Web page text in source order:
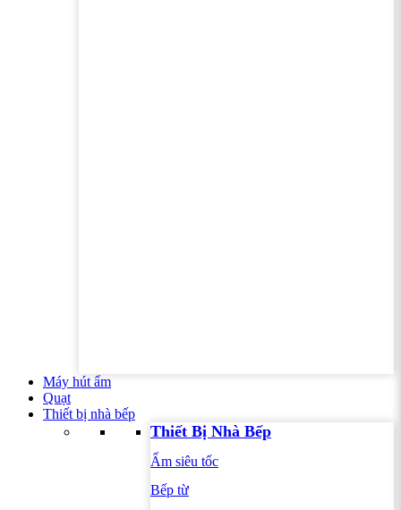
Máy hút ẩm
Quạt
Thiết bị nhà bếp
Thiết Bị Nhà Bếp
Ấm siêu tốc
Bếp từ